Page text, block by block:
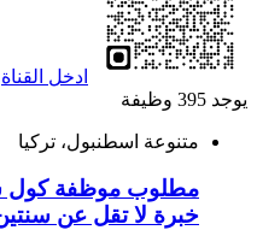
ادخل القناة
يوجد 395 وظيفة
متنوعة اسطنبول، تركيا
مطلوب موظفة كول
خبرة لا تقل عن